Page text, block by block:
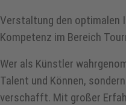
Verstaltung den optimalen
Kompetenz im Bereich
Wer als Künstler
Talent und Können,
verschafft. Mit großer